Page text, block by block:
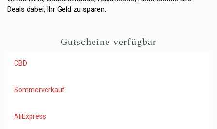
Deals dabei, Ihr Geld zu sparen.
Gutscheine verfügbar
CBD
Sommerverkauf
AliExpress